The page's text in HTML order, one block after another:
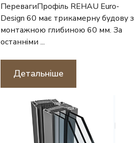
ПеревагиПрофіль REHAU Euro-
Design 60 має трикамерну будову з
монтажною глибиною 60 мм. За
останніми ...
Детальніше